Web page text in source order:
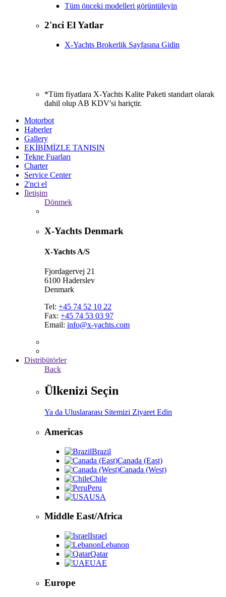
Tüm önceki modelleri görüntüleyin
2'nci El Yatlar
X-Yachts Brokerlik Sayfasına Gidin
*Tüm fiyatlara X-Yachts Kalite Paketi standart olarak
dahil olup AB KDV'si hariçtir.
Motorbot
Haberler
Gallery
EKİBİMİZLE TANIŞIN
Tekne Fuarları
Charter
Service Center
2'nci el
İletişim
Dönmek
X-Yachts Denmark
X-Yachts A/S
Fjordagervej 21
6100 Haderslev
Denmark
Tel: +45 74 52 10 22
Fax: +45 74 53 03 97
Email: info@x-yachts.com
Distribütörler
Back
Ülkenizi Seçin
Ya da Uluslararası Sitemizi Ziyaret Edin
Americas
Brazil
Canada (East)
Canada (West)
Chile
Peru
USA
Middle East/Africa
Israel
Lebanon
Qatar
UAE
Europe